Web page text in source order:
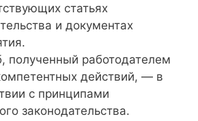
статьях
и документах
полученный работодателем
действий, — в
с принципами
законодательства.